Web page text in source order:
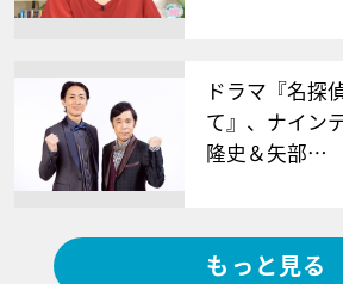
ドラマ『名探
て』、ナイン
隆史＆矢部…
もっと見る